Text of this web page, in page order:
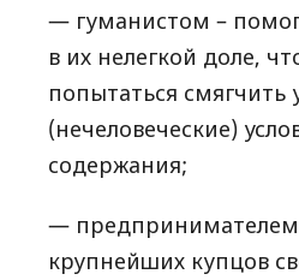
— гуманистом –
в их нелегкой доле,
попытаться смягчить
(нечеловеческие)
содержания;
—
крупнейших купцов